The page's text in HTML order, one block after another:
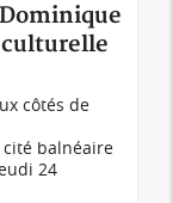
culturelle
côtés de
balnéaire
24